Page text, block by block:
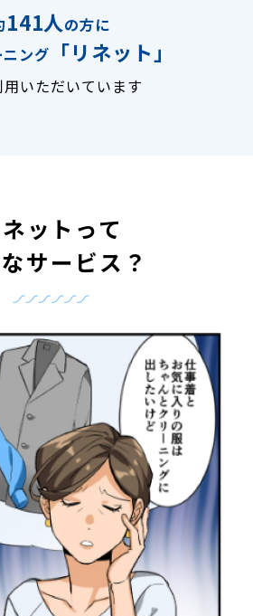
141人の方に
ング
「リネット」
用いただいています
ットって
サービス？